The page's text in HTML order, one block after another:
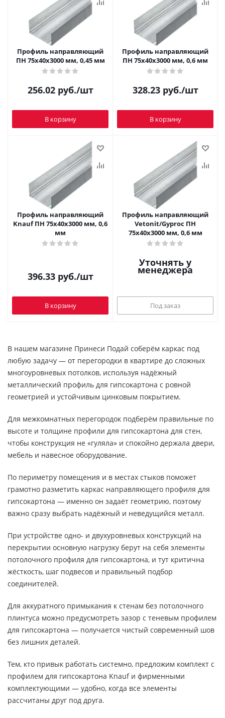
Профиль направляющий
ПН 75х40х3000 мм, 0,45 мм
256.02руб./шт
В корзину
Профиль направляющий
ПН 75х40х3000 мм, 0,6 мм
328.23руб./шт
В корзину
Профиль направляющий
Knauf ПН 75х40х3000 мм, 0,6
мм
396.33руб./шт
В корзину
Профиль направляющий
Vetonit/Gyproc ПН
75х40х3000 мм, 0,6 мм
Уточнять у
менеджера
Под заказ
В нашем магазине Принеси Подай соберём каркас под
любую задачу — от перегородки в квартире до сложных
многоуровневых потолков, используя надёжный
металлический профиль для гипсокартона с ровной
геометрией и устойчивым цинковым покрытием.
Для межкомнатных перегородок подберём правильные по
высоте и толщине профили для гипсокартона для стен,
чтобы конструкция не «гуляла» и спокойно держала двери,
мебель и навесное оборудование.
По периметру помещения и в местах стыков поможет
грамотно разметить каркас направляющего профиля для
гипсокартона — именно он задаёт геометрию, поэтому
важно сразу выбрать надёжный и неведущийся металл.
При устройстве одно- и двухуровневых конструкций на
перекрытии основную нагрузку берут на себя элементы
потолочного профиля для гипсокартона, и тут критична
жёсткость, шаг подвесов и правильный подбор
соединителей.
Для аккуратного примыкания к стенам без потолочного
плинтуса можно предусмотреть зазор с теневым профилем
для гипсокартона — получается чистый современный шов
без лишних деталей.
Тем, кто привык работать системно, предложим комплект с
профилем для гипсокартона Knauf и фирменными
комплектующими — удобно, когда все элементы
рассчитаны друг под друга.